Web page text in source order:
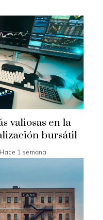
valiosas en la
bursátil
Hace 1 semana